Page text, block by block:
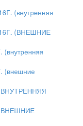
(внутренняя
(ВНЕШНИЕ